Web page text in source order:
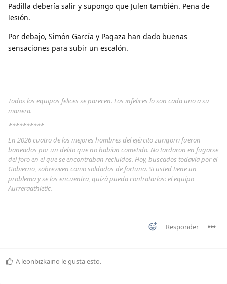
Padilla debería salir y supongo que Julen también. Pena de
lesión.
Por debajo, Simón García y Pagaza han dado buenas
sensaciones para subir un escalón.
Todos los equipos felices se parecen. Los infelices lo son cada uno a su
manera.
**********
En 2026 cuatro de los mejores hombres del ejército zurigorri fueron
baneados por un delito que no habían cometido. No tardaron en fugarse
del foro en el que se encontraban recluidos. Hoy, buscados todavía por el
Gobierno, sobreviven como soldados de fortuna. Si usted tiene un
problema y se los encuentra, quizá pueda contratarlos: el equipo
Aurreraathletic.
Responder
A leonbizkaino le gusta esto.